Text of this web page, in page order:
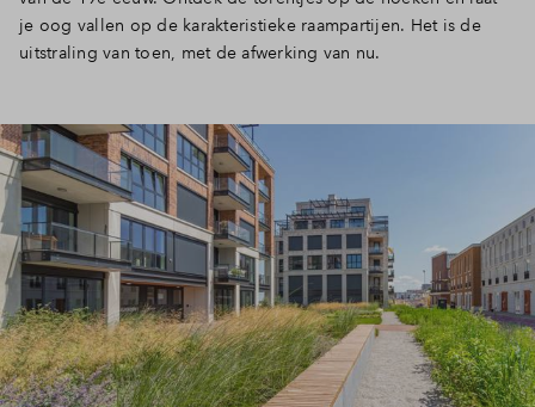
je oog vallen op de karakteristieke raampartijen. Het is de
uitstraling van toen, met de afwerking van nu.